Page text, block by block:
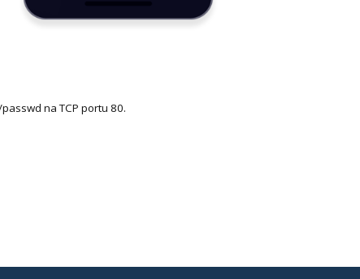
na TCP portu 80.